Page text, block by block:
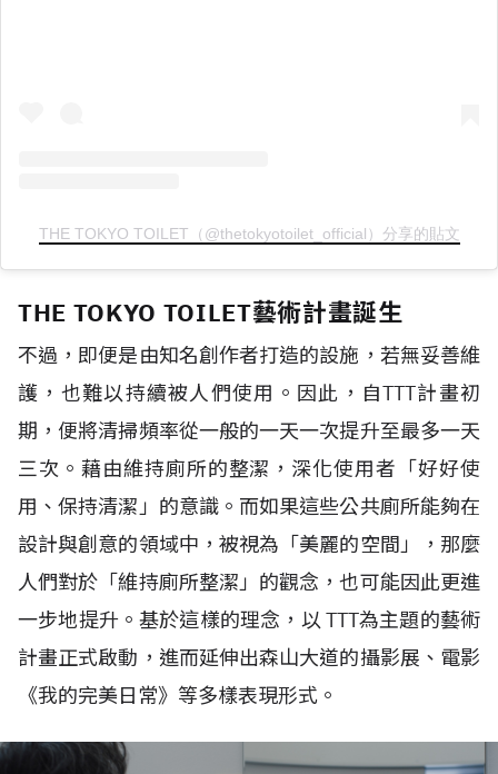
THE TOKYO TOILET（@thetokyotoilet_official）分享的貼文
THE TOKYO TOILET藝術計畫誕生
不過，即便是由知名創作者打造的設施，若無妥善維
護，也難以持續被人們使用。因此，自TTT計畫初
期，便將清掃頻率從一般的一天一次提升至最多一天
三次。藉由維持廁所的整潔，深化使用者「好好使
用、保持清潔」的意識。而如果這些公共廁所能夠在
設計與創意的領域中，被視為「美麗的空間」，那麼
人們對於「維持廁所整潔」的觀念，也可能因此更進
一步地提升。基於這樣的理念，以 TTT為主題的藝術
計畫正式啟動，進而延伸出森山大道的攝影展、電影
《我的完美日常》等多樣表現形式。